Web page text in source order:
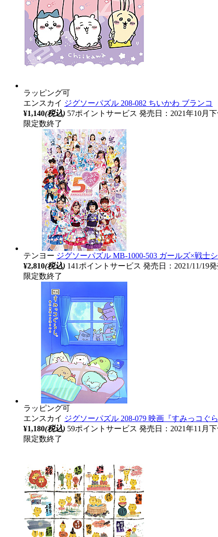
ラッピング可
エンスカイ ジグソーパズル 208-082 ちいかわ ブランコ
¥1,140(税込) 57ポイントサービス 発売日：2021年10月
限定数終了
テンヨー ジグソーパズル MB-1000-503 ガールズ×戦士
¥2,810(税込) 141ポイントサービス 発売日：2021/11/19
限定数終了
ラッピング可
エンスカイ ジグソーパズル 208-079 映画『すみっコぐ
¥1,180(税込) 59ポイントサービス 発売日：2021年11月
限定数終了